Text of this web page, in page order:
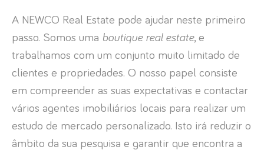
A NEWCO Real Estate pode ajudar neste primeiro
passo. Somos uma boutique real estate, e
trabalhamos com um conjunto muito limitado de
clientes e propriedades. O nosso papel consiste
em compreender as suas expectativas e contactar
vários agentes imobiliários locais para realizar um
estudo de mercado personalizado. Isto irá reduzir o
âmbito da sua pesquisa e garantir que encontra a